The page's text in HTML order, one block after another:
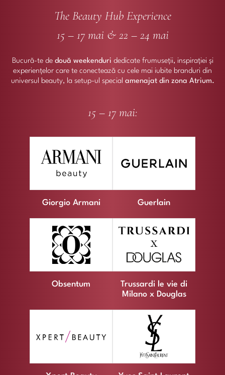
The Beauty Hub Experience
15 – 17 mai & 22 – 24 mai
Bucură-te de două weekenduri dedicate frumuseții, inspirației și
experiențelor care te conectează cu cele mai iubite branduri din
universul beauty, la setup-ul special amenajat din zona Atrium.
15 – 17 mai:
Giorgio Armani Guerlain
Obsentum
Trussardi le vie di
Milano x Douglas